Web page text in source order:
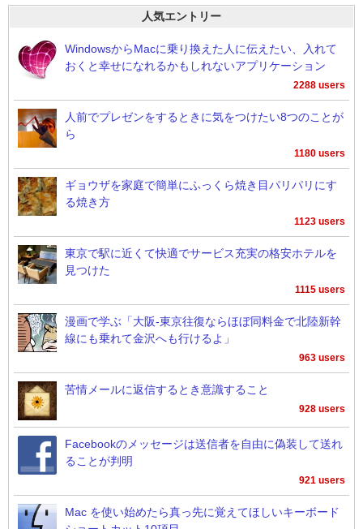
人気エントリー
WindowsからMacに乗り換えた人に伝えたい、入れて
おくと幸せになれるかもしれないアプリケーション
2288 users
人前でプレゼンをするときに気をつけたい8つのことが
ら
1180 users
ギョウザを家庭で簡単にふっくら焼き目パリパリにす
る焼き方
1123 users
東京で駅に近くて快適でサービス充実の格安ホテルを
見つけた
1115 users
漫画で学ぶ「大阪-東京往復ならほぼ同料金で北陸新幹
線にも乗れて金沢へも行けるよ」
963 users
苦情メールに返信するとき意識すること
928 users
Facebookのメッセージは送信者を自由に偽装して送れ
ることが判明
921 users
Mac を使い始めたら真っ先に覚えてほしいキーボード